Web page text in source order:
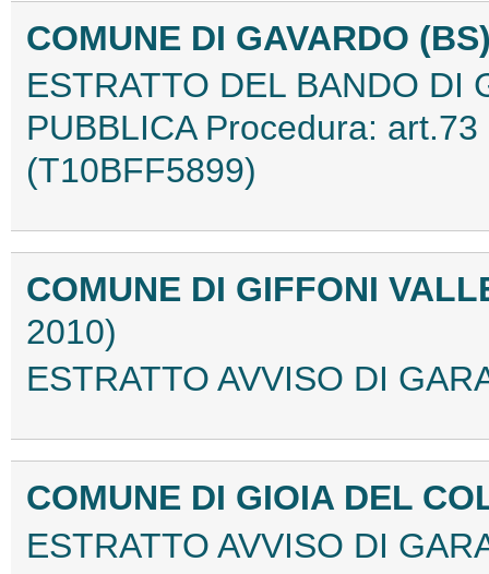
COMUNE DI GAVARDO
ESTRATTO DEL BANDO DI
PUBBLICA Procedura:
(T10BFF5899)
COMUNE DI GIFFONI
2010)
ESTRATTO AVVISO DI
COMUNE DI GIOIA DEL
ESTRATTO AVVISO DI